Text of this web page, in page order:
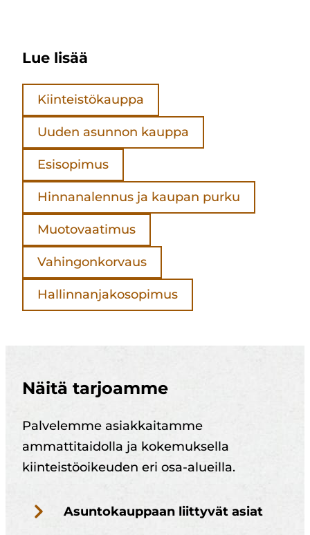
Lue lisää
Kiinteistökauppa
Uuden asunnon kauppa
Esisopimus
Hinnanalennus ja kaupan purku
Muotovaatimus
Vahingonkorvaus
Hallinnanjakosopimus
Näitä tarjoamme
Palvelemme asiakkaitamme
ammattitaidolla ja kokemuksella
kiinteistöoikeuden eri osa-alueilla.
Asuntokauppaan liittyvät asiat